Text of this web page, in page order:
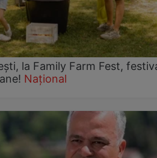
la Family Farm Fest,
Național